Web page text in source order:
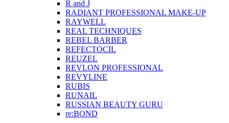
R and J
RADIANT PROFESSIONAL MAKE-UP
RAYWELL
REAL TECHNIQUES
REBEL BARBER
REFECTOCIL
REUZEL
REVLON PROFESSIONAL
REVYLINE
RUBIS
RUNAIL
RUSSIAN BEAUTY GURU
re:BOND